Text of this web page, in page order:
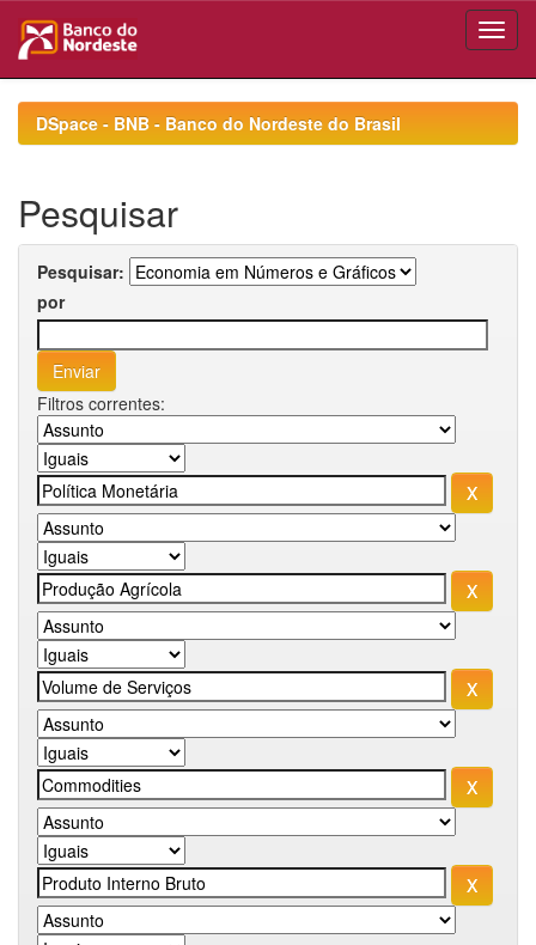
navigationDSpace - BNB - Banco do Nordeste do Brasil
Pesquisar
Pesquisar:
por
Filtros correntes: